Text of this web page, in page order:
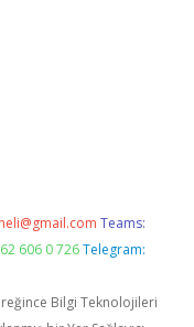
Teams:
606 0 726 Telegram:
Bilgi Teknolojileri